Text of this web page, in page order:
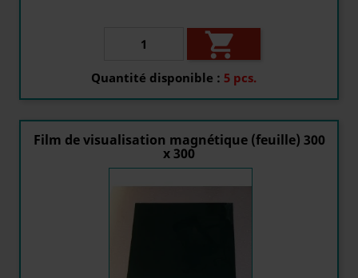

Quantité disponible : 5 pcs.
Film de visualisation magnétique (feuille) 300
x 300